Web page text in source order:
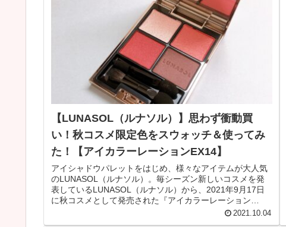
【LUNASOL（ルナソル）】思わず衝動買
い！秋コスメ限定色をスウォッチ＆使ってみ
た！【アイカラーレーションEX14】
アイシャドウパレットをはじめ、様々なアイテムが大人気
のLUNASOL（ルナソル）。毎シーズン新しいコスメを発
表しているLUNASOL（ルナソル）から、2021年9月17日
に秋コスメとして発売された『アイカラーレーション
2021.10.04